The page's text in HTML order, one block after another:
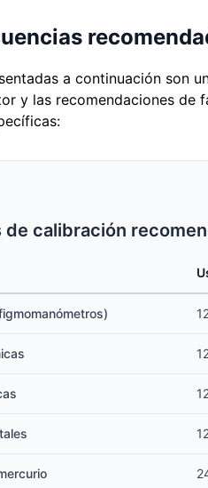
a continuación son
y las recomendaciones de
de calibración